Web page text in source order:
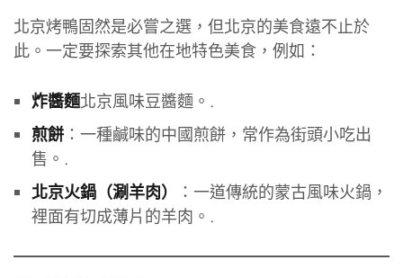
北京烤鴨固然是必嘗之選，但北京的美食遠不止於
此。一定要探索其他在地特色美食，例如：
炸醬麵北京風味豆醬麵。.
煎餅：一種鹹味的中國煎餅，常作為街頭小吃出
售。.
北京火鍋（涮羊肉）
：一道傳統的蒙古風味火鍋，
裡面有切成薄片的羊肉。.